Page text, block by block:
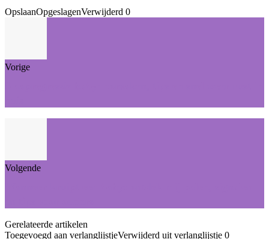
OpslaanOpgeslagenVerwijderd 0
Vorige
Volgende
Gerelateerde artikelen
Toegevoegd aan verlanglijstjeVerwijderd uit verlanglijstje 0